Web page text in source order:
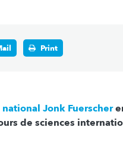
Print
Jonk Fuerscher
de sciences